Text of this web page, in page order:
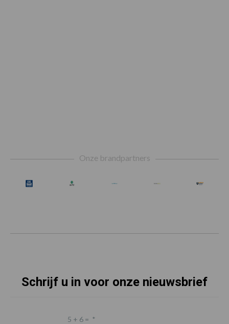
Onze brandpartners
Schrijf u in voor onze nieuwsbrief
5 + 6 = *